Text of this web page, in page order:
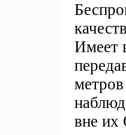
Имеет
вне их